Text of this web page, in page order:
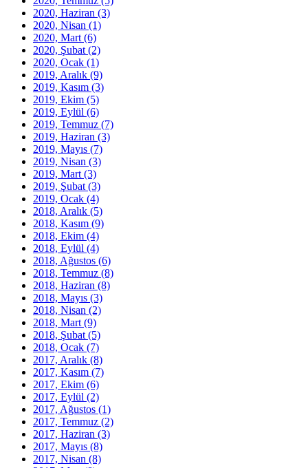
2020, Haziran (3)
2020, Nisan (1)
2020, Mart (6)
2020, Şubat (2)
2020, Ocak (1)
2019, Aralık (9)
2019, Kasım (3)
2019, Ekim (5)
2019, Eylül (6)
2019, Temmuz (7)
2019, Haziran (3)
2019, Mayıs (7)
2019, Nisan (3)
2019, Mart (3)
2019, Şubat (3)
2019, Ocak (4)
2018, Aralık (5)
2018, Kasım (9)
2018, Ekim (4)
2018, Eylül (4)
2018, Ağustos (6)
2018, Temmuz (8)
2018, Haziran (8)
2018, Mayıs (3)
2018, Nisan (2)
2018, Mart (9)
2018, Şubat (5)
2018, Ocak (7)
2017, Aralık (8)
2017, Kasım (7)
2017, Ekim (6)
2017, Eylül (2)
2017, Ağustos (1)
2017, Temmuz (2)
2017, Haziran (3)
2017, Mayıs (8)
2017, Nisan (8)